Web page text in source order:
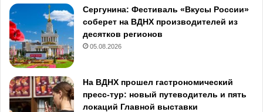
Сергунина: Фестиваль «Вкусы России»
соберет на ВДНХ производителей из
десятков регионов
05.08.2026
На ВДНХ прошел гастрономический
пресс-тур: новый путеводитель и пять
локаций Главной выставки